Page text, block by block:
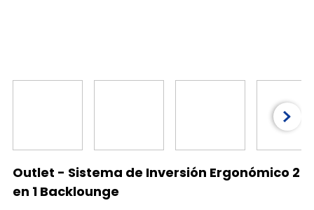
Outlet - Sistema de Inversión Ergonómico 2
en 1 Backlounge